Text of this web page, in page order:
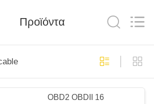
Προϊόντα
OBD2 OBDII 16